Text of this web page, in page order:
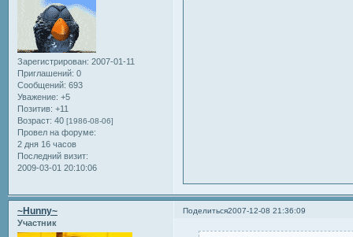
Зарегистрирован: 2007-01-11
Приглашений: 0
Сообщений: 693
Уважение: +5
Позитив: +11
Возраст: 40 [1986-08-06]
Провел на форуме:
2 дня 16 часов
Последний визит:
2009-03-01 20:10:06
Поделиться2007-12-08 21:36:09
~Hunny~
Участник